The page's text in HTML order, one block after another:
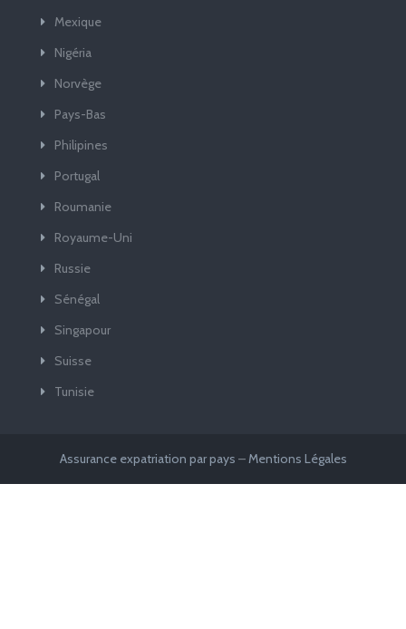
Mexique
Nigéria
Norvège
Pays-Bas
Philipines
Portugal
Roumanie
Royaume-Uni
Russie
Sénégal
Singapour
Suisse
Tunisie
Assurance expatriation par pays –Mentions Légales